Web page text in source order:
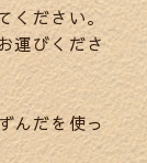
ください。
運びくださ
んだを使っ